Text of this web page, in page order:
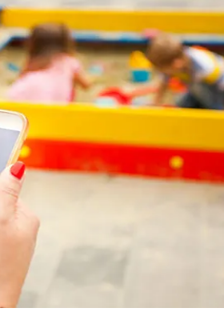
هوش مصنوعی درگاه های